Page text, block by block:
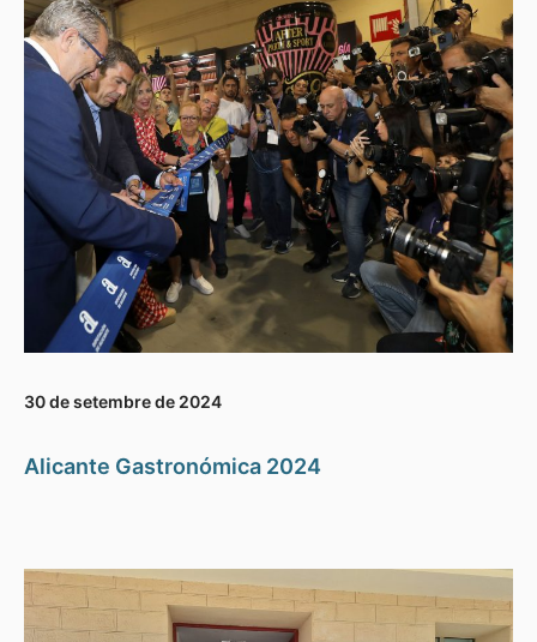
30 de setembre de 2024
Alicante Gastronómica 2024